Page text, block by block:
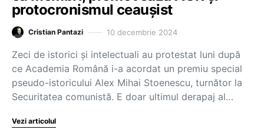
protocronismul ceaușist
Cristian Pantazi 10 decembrie 2024
Zeci de istorici și intelectuali au protestat luni după
ce Academia Română i-a acordat un premiu special
pseudo-istoricului Alex Mihai Stoenescu, turnător la
Securitatea comunistă. E doar ultimul derapaj al…
Vezi articolul